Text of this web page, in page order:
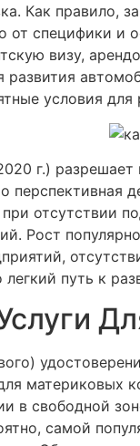
Как правило,
от специфики и
визу,
развития
условия
г.)
перспективная
отсутствии
Рост
путь к
материковых
в свободной
самой